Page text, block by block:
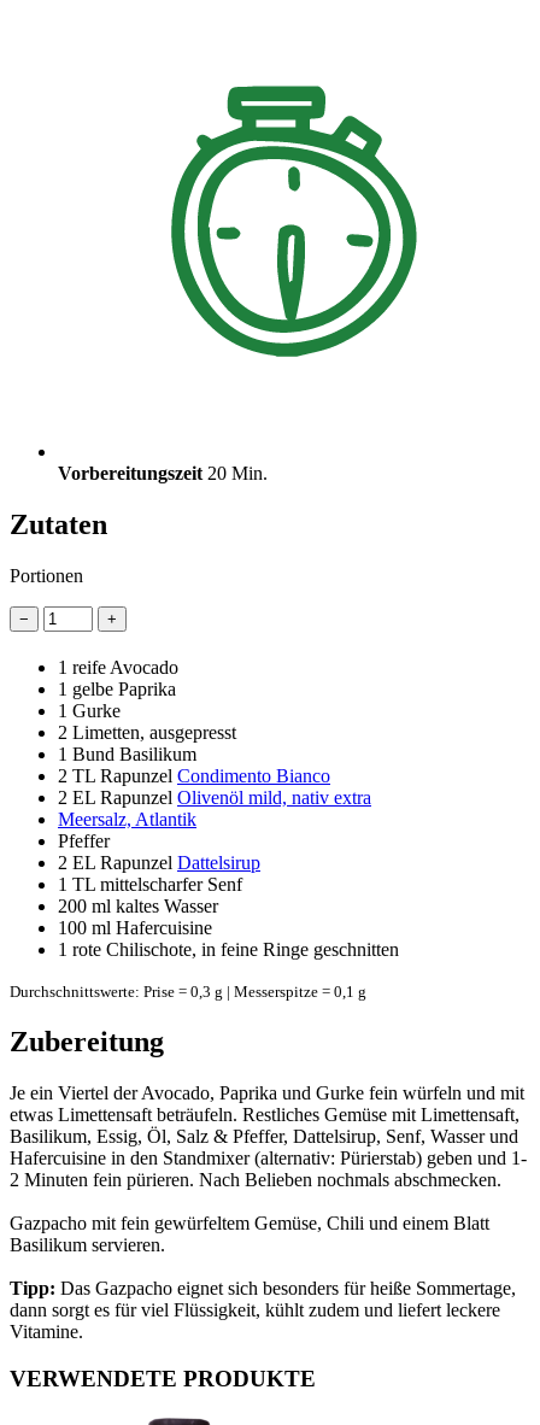
Vorbereitungszeit 20 Min.
Zutaten
Portionen
− +
1 reife Avocado
1 gelbe Paprika
1 Gurke
2 Limetten, ausgepresst
1 Bund Basilikum
2 TL Rapunzel Condimento Bianco
2 EL Rapunzel Olivenöl mild, nativ extra
Meersalz, Atlantik
Pfeffer
2 EL Rapunzel Dattelsirup
1 TL mittelscharfer Senf
200 ml kaltes Wasser
100 ml Hafercuisine
1 rote Chilischote, in feine Ringe geschnitten
Durchschnittswerte: Prise = 0,3 g | Messerspitze = 0,1 g
Zubereitung
Je ein Viertel der Avocado, Paprika und Gurke fein würfeln und mit
etwas Limettensaft beträufeln. Restliches Gemüse mit Limettensaft,
Basilikum, Essig, Öl, Salz & Pfeffer, Dattelsirup, Senf, Wasser und
Hafercuisine in den Standmixer (alternativ: Pürierstab) geben und 1-
2 Minuten fein pürieren. Nach Belieben nochmals abschmecken.
Gazpacho mit fein gewürfeltem Gemüse, Chili und einem Blatt
Basilikum servieren.
Tipp: Das Gazpacho eignet sich besonders für heiße Sommertage,
dann sorgt es für viel Flüssigkeit, kühlt zudem und liefert leckere
Vitamine.
VERWENDETE PRODUKTE